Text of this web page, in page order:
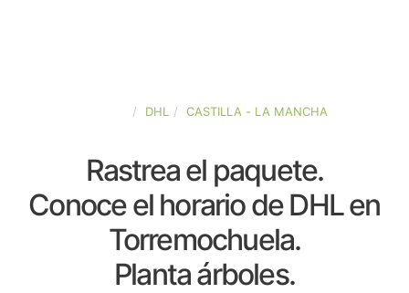
DHL CASTILLA - LA MANCHA
Rastrea el paquete.
Conoce el horario de DHL en
Torremochuela.
Planta árboles.